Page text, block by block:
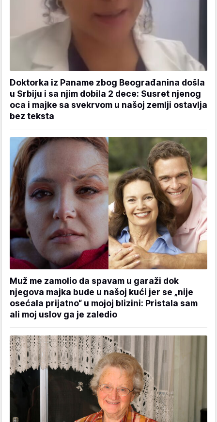
Doktorka iz Paname zbog Beograđanina došla
u Srbiju i sa njim dobila 2 dece: Susret njenog
oca i majke sa svekrvom u našoj zemlji ostavlja
bez teksta
Muž me zamolio da spavam u garaži dok
njegova majka bude u našoj kući jer se „nije
osećala prijatno“ u mojoj blizini: Pristala sam
ali moj uslov ga je zaledio